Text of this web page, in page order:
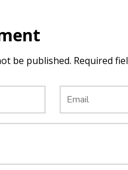
be published. Required